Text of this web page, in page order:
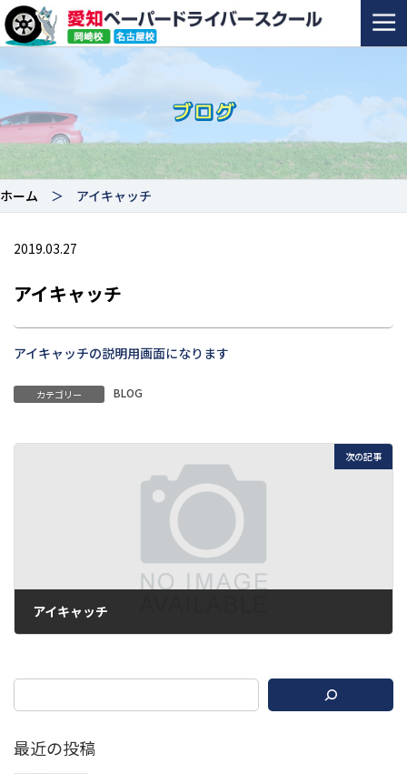
ホーム ＞ アイキャッチ
2019.03.27
アイキャッチ
アイキャッチの説明用画面になります
カテゴリー BLOG
次の記事
アイキャッチ
最近の投稿